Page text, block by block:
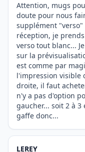
Attention, mugs
doute pour nous
supplément "verso"
réception, je
verso tout blanc...
sur la
est comme par
l'impression visible
droite, il faut
n'y a pas d'option
gaucher... soit 2 à 3
gaffe donc...
LEREY